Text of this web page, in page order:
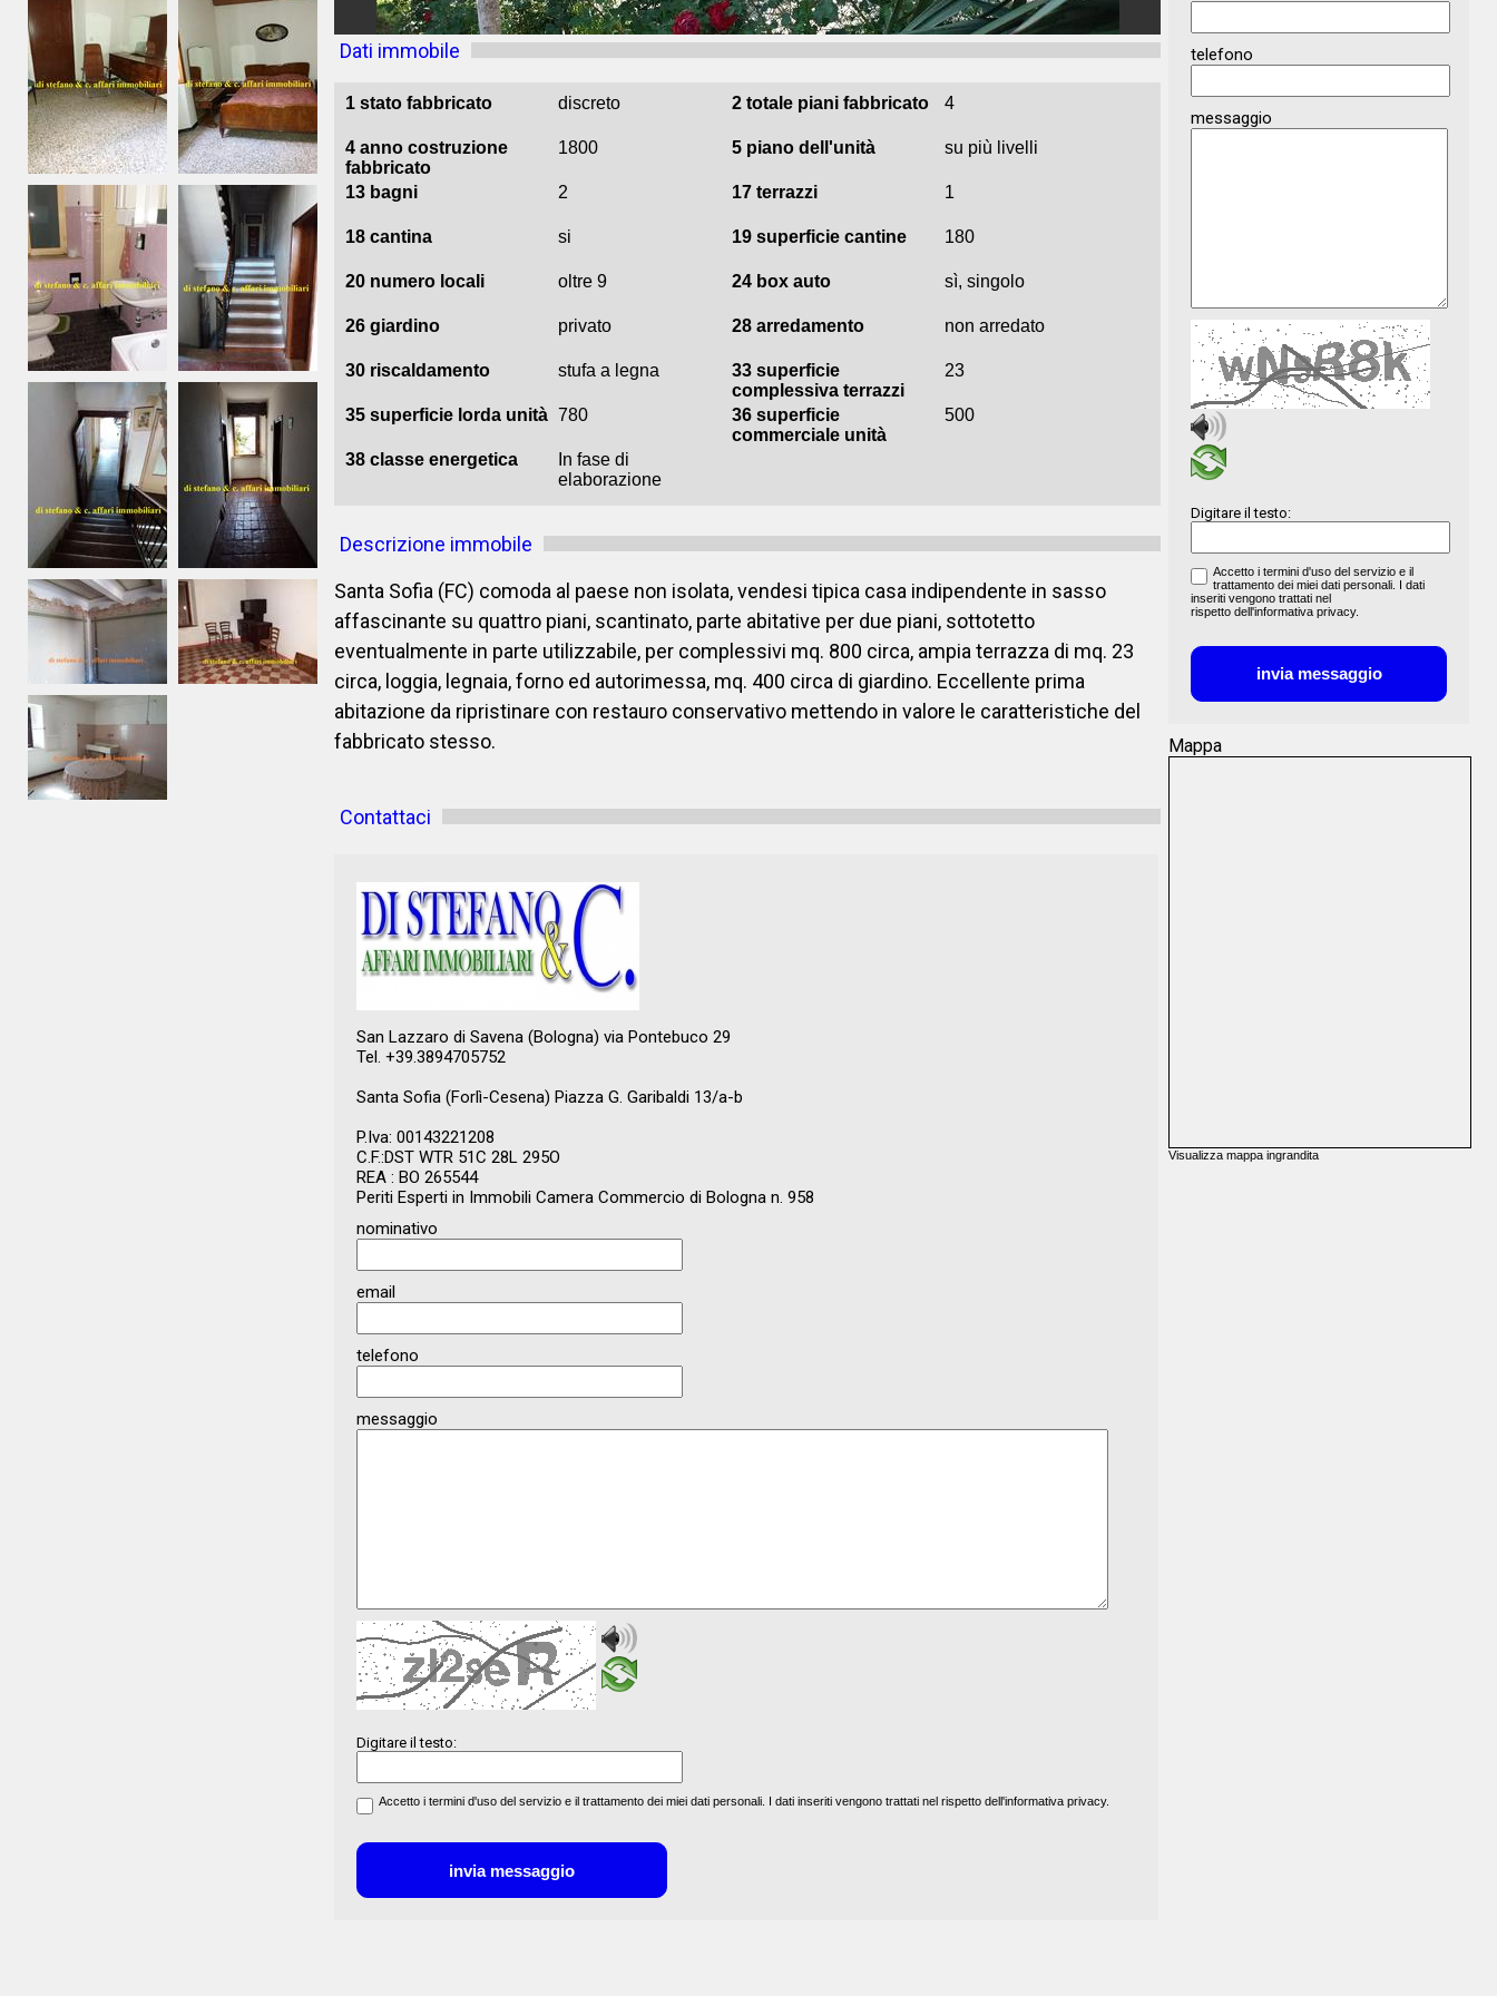
telefono
messaggio
Digitare il testo:
Accetto i termini d'uso del servizio e il
trattamento dei miei dati personali . I dati
inseriti vengono trattati nel
rispetto dell'informativa privacy.
Mappa
Visualizza mappa ingrandita
Dati immobile
1 stato fabbricato discreto 2 totale piani fabbricato 4
4 anno costruzione
fabbricato
1800 5 piano dell'unità su più livelli
13 bagni 2 17 terrazzi 1
18 cantina si 19 superficie cantine 180
20 numero locali oltre 9 24 box auto sì, singolo
26 giardino privato 28 arredamento non arredato
30 riscaldamento stufa a legna
33 superficie
complessiva terrazzi
23
35 superficie lorda unità 780
36 superficie
commerciale unità
500
38 classe energetica
In fase di
elaborazione
Descrizione immobile
Santa Sofia (FC) comoda al paese non isolata, vendesi tipica casa indipendente in sasso
affascinante su quattro piani, scantinato, parte abitative per due piani, sottotetto
eventualmente in parte utilizzabile, per complessivi mq. 800 circa, ampia terrazza di mq. 23
circa, loggia, legnaia, forno ed autorimessa, mq. 400 circa di giardino. Eccellente prima
abitazione da ripristinare con restauro conservativo mettendo in valore le caratteristiche del
fabbricato stesso.
Contattaci
San Lazzaro di Savena (Bologna) via Pontebuco 29
Tel. +39.3894705752
Santa Sofia (Forlì-Cesena) Piazza G. Garibaldi 13/a-b
P.Iva: 00143221208
C.F.:DST WTR 51C 28L 295O
REA : BO 265544
Periti Esperti in Immobili Camera Commercio di Bologna n. 958
nominativo
email
telefono
messaggio
Digitare il testo:
Accetto i termini d'uso del servizio e il trattamento dei miei dati personali. I dati inseriti vengono trattati nel rispetto dell'informativa privacy.